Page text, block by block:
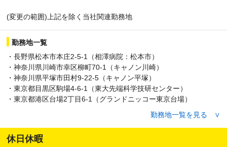
(変更の範囲)上記を除く当社関連勤務地
勤務地一覧
・長野県松本市本庄2-5-1（相澤病院：松本市）
・神奈川県川崎市幸区柳町70-1（キャノン川崎）
・神奈川県平塚市田村9-22-5（キャノン平塚）
・東京都目黒区駒場4-6-1（東大先端科学技研センター）
・東京都港区台場2丁目6-1（グランドニッコー東京台場）
・東京都府中市朝日町3-15-1（警視庁警察学校）
・東京都新宿区新宿3-1-20（メットライフ新宿スクエア）
・東京都新宿区西新宿3丁目7-1（パークハイアット東京）
・東京都大田区下丸子3-30-2（キヤノン下丸子）
勤務地一覧を見る ∨
休日休暇